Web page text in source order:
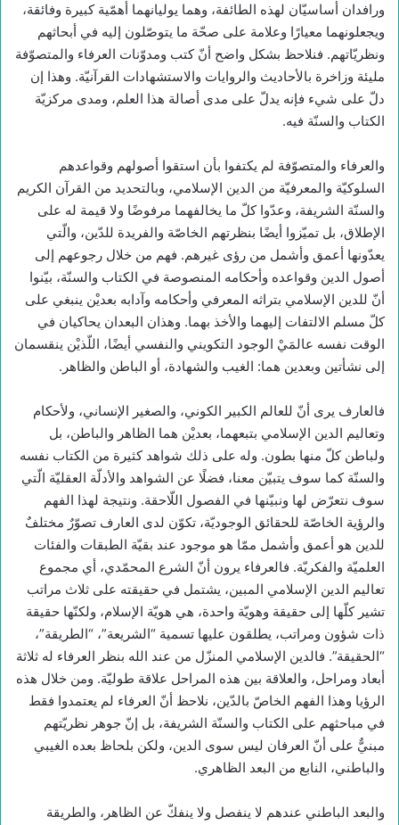
ورافدان أساسيّان لهذه الطائفة، وهما يوليانهما أهمّية كبيرة وفائقة،
ويجعلونهما معيارًا وعلامة على صحّة ما يتوصّلون إليه في أبحاثهم
ونظريّاتهم. فنلاحظ بشكل واضح أنّ كتب ومدوّنات العرفاء والمتصوّفة
مليئة وزاخرة بالأحاديث والروايات والاستشهادات القرآنيّة. وهذا إن
دلّ على شيء فإنه يدلّ على مدى أصالة هذا العلم، ومدى مركزيّة
الكتاب والسنّة فيه.
والعرفاء والمتصوّفة لم يكتفوا بأن استقوا أصولهم وقواعدهم
السلوكيّة والمعرفيّة من الدين الإسلامي، وبالتحديد من القرآن الكريم
والسنّة الشريفة، وعدّوا كلّ ما يخالفهما مرفوضًا ولا قيمة له على
الإطلاق، بل تميّزوا أيضًا بنظرتهم الخاصّة والفريدة للدّين، والّتي
يعدّونها أعمق وأشمل من رؤى غيرهم. فهم من خلال رجوعهم إلى
أصول الدين وقواعده وأحكامه المنصوصة في الكتاب والسنّة، بيّنوا
أنّ للدين الإسلامي بتراثه المعرفي وأحكامه وآدابه بعديْن ينبغي على
كلّ مسلم الالتفات إليهما والأخذ بهما. وهذان البعدان يحاكيان في
الوقت نفسه عالمَيْ الوجود التكويني والنفسي أيضًا، اللّذيْن ينقسمان
إلى نشأتين وبعدين هما: الغيب والشهادة، أو الباطن والظاهر.
فالعارف يرى أنّ للعالم الكبير الكوني، والصغير الإنساني، ولأحكام
وتعاليم الدين الإسلامي بتبعهما، بعديْن هما الظاهر والباطن، بل
ولباطن كلّ منها بطون. وله على ذلك شواهد كثيرة من الكتاب نفسه
والسنّة كما سوف يتبيّن معنا، فضلًا عن الشواهد والأدلّة العقليّة الّتي
سوف نتعرّض لها ونبيّنها في الفصول اللّاحقة. ونتيجة لهذا الفهم
والرؤية الخاصّة للحقائق الوجوديّة، تكوّن لدى العارف تصوّرٌ مختلفٌ
للدين هو أعمق وأشمل ممّا هو موجود عند بقيّة الطبقات والفئات
العلميّة والفكريّة. فالعرفاء يرون أنّ الشرع المحمّدي، أي مجموع
تعاليم الدين الإسلامي المبين، يشتمل في حقيقته على ثلاث مراتب
تشير كلّها إلى حقيقة وهويّة واحدة، هي هويّة الإسلام، ولكنّها حقيقة
ذات شؤون ومراتب، يطلقون عليها تسمية “الشريعة”، “الطريقة”،
“الحقيقة”. فالدين الإسلامي المنزّل من عند الله بنظر العرفاء له ثلاثة
أبعاد ومراحل، والعلاقة بين هذه المراحل علاقة طوليّة. ومن خلال هذه
الرؤيا وهذا الفهم الخاصّ بالدّين، نلاحظ أنّ العرفاء لم يعتمدوا فقط
في مباحثهم على الكتاب والسنّة الشريفة، بل إنّ جوهر نظريّتهم
مبنيٌّ على أنّ العرفان ليس سوى الدين، ولكن بلحاظ بعده الغيبي
والباطني، النابع من البعد الظاهري.
والبعد الباطني عندهم لا ينفصل ولا ينفكّ عن الظاهر، والطريقة